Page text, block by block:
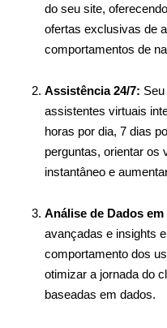
do seu site,
ofertas exclusivas de
comportamentos de
Assistência 24/7:
assistentes virtuais
horas por dia, 7 dias
perguntas, orientar os
instantâneo e
Análise de Dados em
avançadas e insights
comportamento dos
otimizar a jornada do
baseadas em dados.